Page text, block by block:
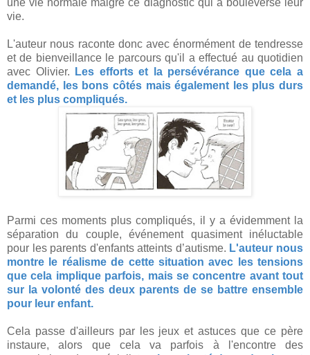
vie.
L'auteur nous raconte donc avec énormément de tendresse
et de bienveillance le parcours qu'il a effectué au quotidien
avec Olivier.
Les efforts et la persévérance que cela a
demandé, les bons côtés mais également les plus durs
et les plus compliqués.
Parmi ces moments plus compliqués, il y a évidemment la
séparation du couple, événement quasiment inéluctable
pour les parents d'enfants atteints d’autisme. L'auteur nous
montre le réalisme de cette situation avec les tensions
que cela implique parfois, mais se concentre avant tout
sur la volonté des deux parents de se battre ensemble
pour leur enfant.
Cela passe d'ailleurs par les jeux et astuces que ce père
instaure, alors que cela va parfois à l'encontre des